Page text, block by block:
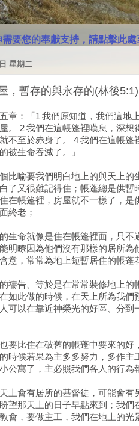
要您的奉獻支持，請點擊此處
星期二
，暫存的與永存的(林後5:1)
章：「1 我們原知道，我們這地
屋。 2 我們在這帳篷裡嘆息，深
不至於赤身了。 4 我們在這帳篷
被生命吞滅了。」
比喻要我們明白地上的與天上
了又很難記得住；帳蓬總是供
在帳篷裡，房屋就不一樣了，
終老；
生命就像是住在帳篷裡面，只
明暸因為他們沒有那樣的居所
意，常常為地上短暫居住的帳蓬
禱告、等於是在常常裝修地上的
如此做的時候，在天上所為我
可以在靠近神榮光的好區、分
要比住在破舊的帳蓬中要來的
時候若果為主多多努力，多作
公寓了，主必照我們各人的行為
上會有居所的基督徒，可能會
望那天上的日子早點來到；我
會，要做主工，我們在地上的